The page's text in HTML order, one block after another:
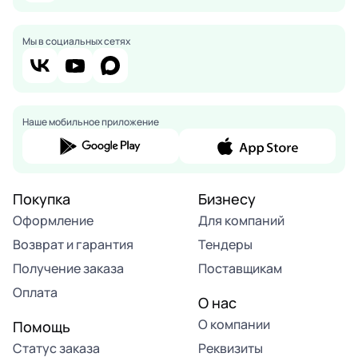
Мы в социальных сетях
Наше мобильное приложение
Покупка
Оформление
Возврат и гарантия
Получение заказа
Оплата
Помощь
Статус заказа
Бизнесу
Для компаний
Тендеры
Поставщикам
О нас
О компании
Реквизиты